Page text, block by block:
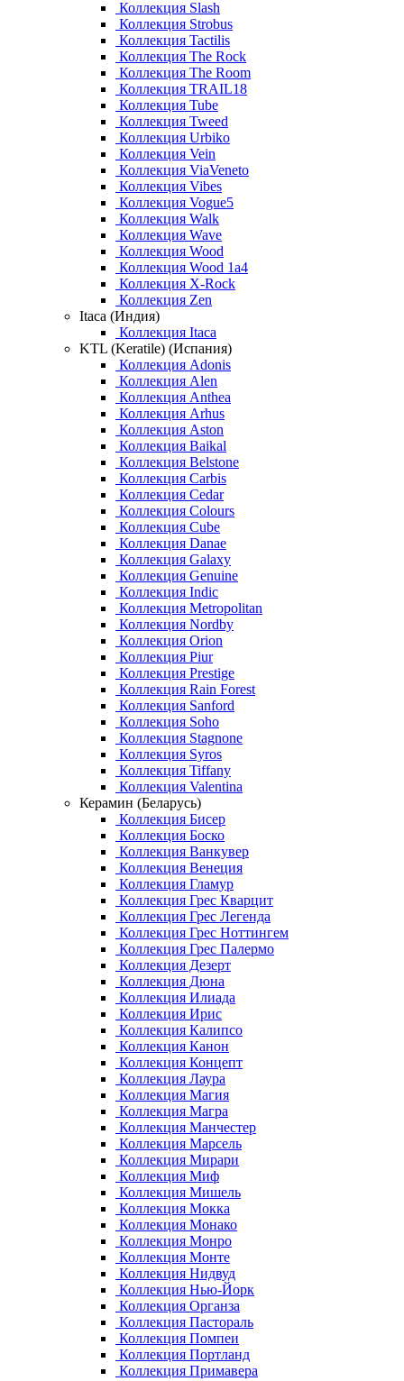
Коллекция Slash
Коллекция Strobus
Коллекция Tactilis
Коллекция The Rock
Коллекция The Room
Коллекция TRAIL18
Коллекция Tube
Коллекция Tweed
Коллекция Urbiko
Коллекция Vein
Коллекция ViaVeneto
Коллекция Vibes
Коллекция Vogue5
Коллекция Walk
Коллекция Wave
Коллекция Wood
Коллекция Wood 1a4
Коллекция X-Rock
Коллекция Zen
Itaca (Индия)
Коллекция Itaca
KTL (Keratile) (Испания)
Коллекция Adonis
Коллекция Alen
Коллекция Anthea
Коллекция Arhus
Коллекция Aston
Коллекция Baikal
Коллекция Belstone
Коллекция Carbis
Коллекция Cedar
Коллекция Colours
Коллекция Cube
Коллекция Danae
Коллекция Galaxy
Коллекция Genuine
Коллекция Indic
Коллекция Metropolitan
Коллекция Nordby
Коллекция Orion
Коллекция Piur
Коллекция Prestige
Коллекция Rain Forest
Коллекция Sanford
Коллекция Soho
Коллекция Stagnone
Коллекция Syros
Коллекция Tiffany
Коллекция Valentina
Керамин (Беларусь)
Коллекция Бисер
Коллекция Боско
Коллекция Ванкувер
Коллекция Венеция
Коллекция Гламур
Коллекция Грес Кварцит
Коллекция Грес Легенда
Коллекция Грес Ноттингем
Коллекция Грес Палермо
Коллекция Дезерт
Коллекция Дюна
Коллекция Илиада
Коллекция Ирис
Коллекция Калипсо
Коллекция Канон
Коллекция Концепт
Коллекция Лаура
Коллекция Магия
Коллекция Магра
Коллекция Манчестер
Коллекция Марсель
Коллекция Мирари
Коллекция Миф
Коллекция Мишель
Коллекция Мокка
Коллекция Монако
Коллекция Монро
Коллекция Монте
Коллекция Нидвуд
Коллекция Нью-Йорк
Коллекция Органза
Коллекция Пастораль
Коллекция Помпеи
Коллекция Портланд
Коллекция Примавера